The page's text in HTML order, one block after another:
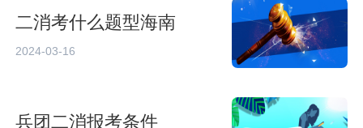
二消考什么题型海南
2024-03-16
兵团二消报考条件